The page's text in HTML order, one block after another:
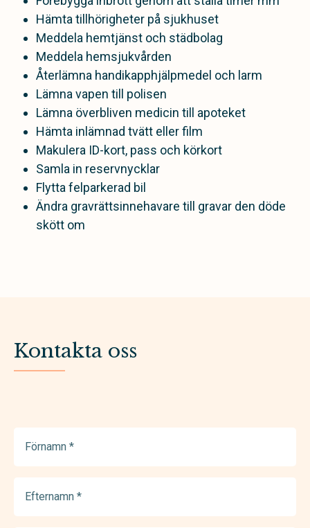
Hämta tillhörigheter på sjukhuset
Meddela hemtjänst och städbolag
Meddela hemsjukvården
Återlämna handikapphjälpmedel och larm
Lämna vapen till polisen
Lämna överbliven medicin till apoteket
Hämta inlämnad tvätt eller film
Makulera ID-kort, pass och körkort
Samla in reservnycklar
Flytta felparkerad bil
Ändra gravrättsinnehavare till gravar den döde
skött om
Kontakta oss
(Required)
(Required)